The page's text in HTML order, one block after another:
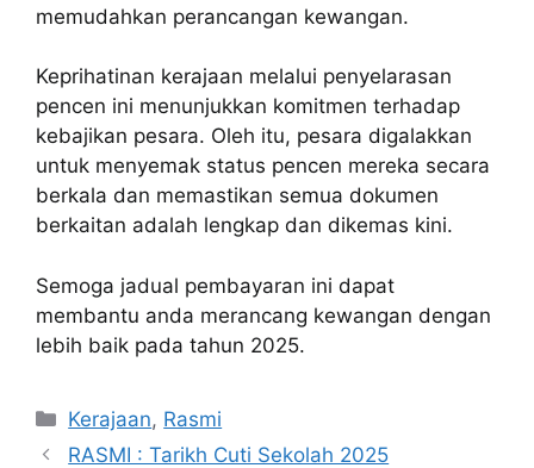
memudahkan perancangan kewangan.
Keprihatinan kerajaan melalui penyelarasan
pencen ini menunjukkan komitmen terhadap
kebajikan pesara. Oleh itu, pesara digalakkan
untuk menyemak status pencen mereka secara
berkala dan memastikan semua dokumen
berkaitan adalah lengkap dan dikemas kini.
Semoga jadual pembayaran ini dapat
membantu anda merancang kewangan dengan
lebih baik pada tahun 2025.
Categories
Kerajaan, Rasmi
RASMI : Tarikh Cuti Sekolah 2025